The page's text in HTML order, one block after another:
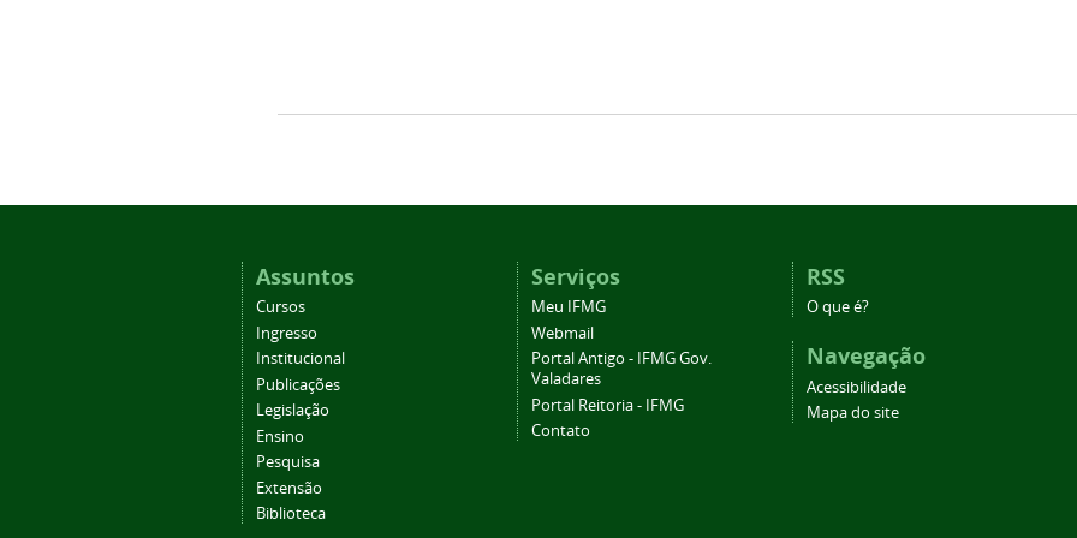
Assuntos
Cursos
Ingresso
Institucional
Publicações
Legislação
Ensino
Pesquisa
Extensão
Biblioteca
Serviços
Meu IFMG
Webmail
Portal Antigo - IFMG Gov.
Valadares
Portal Reitoria - IFMG
Contato
RSS
O que é?
Navegação
Acessibilidade
Mapa do site